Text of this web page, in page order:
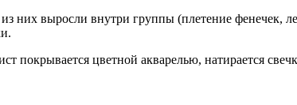
них выросли внутри группы (плетение фенечек,
цветной акварелью, натирается